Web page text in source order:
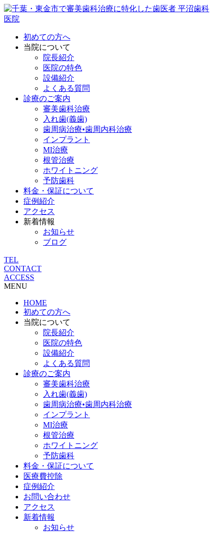
初めての方へ
当院について
院長紹介
医院の特色
設備紹介
よくある質問
診療のご案内
審美歯科治療
入れ歯(義歯)
歯周病治療•歯周内科治療
インプラント
MI治療
根管治療
ホワイトニング
予防歯科
料金・保証について
症例紹介
アクセス
新着情報
お知らせ
ブログ
TEL
CONTACT
ACCESS
MENU
HOME
初めての方へ
当院について
院長紹介
医院の特色
設備紹介
よくある質問
診療のご案内
審美歯科治療
入れ歯(義歯)
歯周病治療•歯周内科治療
インプラント
MI治療
根管治療
ホワイトニング
予防歯科
料金・保証について
医療費控除
症例紹介
お問い合わせ
アクセス
新着情報
お知らせ